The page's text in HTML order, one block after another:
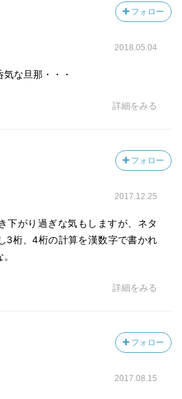
フォロー
2018.05.04
な旦那・・・
詳細をみる
フォロー
2017.12.25
下がり過ぎな気もしますが、ネタ
3桁、4桁の計算を漢数字で書かれ
詳細をみる
フォロー
2017.08.15